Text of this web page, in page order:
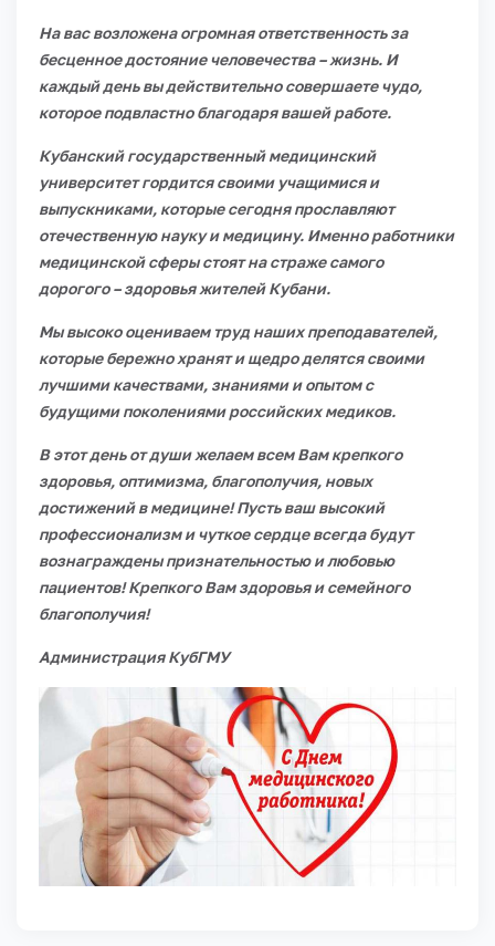
На вас возложена огромная ответственность за
бесценное достояние человечества – жизнь. И
каждый день вы действительно совершаете чудо,
которое подвластно благодаря вашей работе.
Кубанский государственный медицинский
университет гордится своими учащимися и
выпускниками, которые сегодня прославляют
отечественную науку и медицину. Именно работники
медицинской сферы стоят на страже самого
дорогого – здоровья жителей Кубани.
Мы высоко оцениваем труд наших преподавателей,
которые бережно хранят и щедро делятся своими
лучшими качествами, знаниями и опытом с
будущими поколениями российских медиков.
В этот день от души желаем всем Вам крепкого
здоровья, оптимизма, благополучия, новых
достижений в медицине! Пусть ваш высокий
профессионализм и чуткое сердце всегда будут
вознаграждены признательностью и любовью
пациентов! Крепкого Вам здоровья и семейного
благополучия!
Администрация КубГМУ